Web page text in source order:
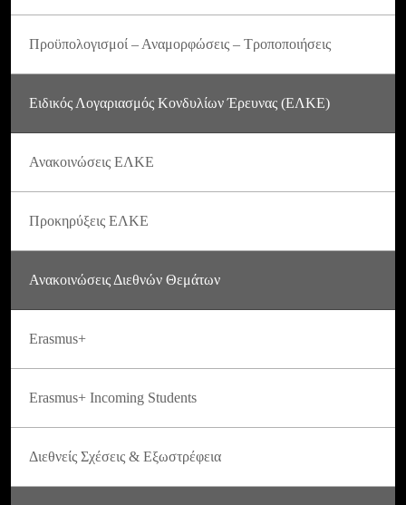
Προϋπολογισμοί – Αναμορφώσεις – Τροποποιήσεις
Ειδικός Λογαριασμός Κονδυλίων Έρευνας (ΕΛΚΕ)
Ανακοινώσεις ΕΛΚΕ
Προκηρύξεις ΕΛΚΕ
Ανακοινώσεις Διεθνών Θεμάτων
Erasmus+
Erasmus+ Incoming Students
Διεθνείς Σχέσεις & Εξωστρέφεια